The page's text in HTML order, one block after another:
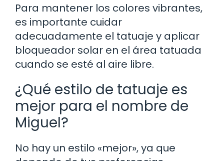
Para mantener los colores vibrantes,
es importante cuidar
adecuadamente el tatuaje y aplicar
bloqueador solar en el área tatuada
cuando se esté al aire libre.
¿Qué estilo de tatuaje es
mejor para el nombre de
Miguel?
No hay un estilo «mejor», ya que